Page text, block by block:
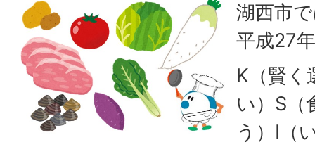
湖西市
平成27
K（賢く
い）S（
う）I（